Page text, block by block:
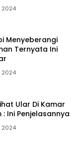
2024
Menyeberangi
Ternyata Ini
2024
Ular Di Kamar
Ini Penjelasannya
2024